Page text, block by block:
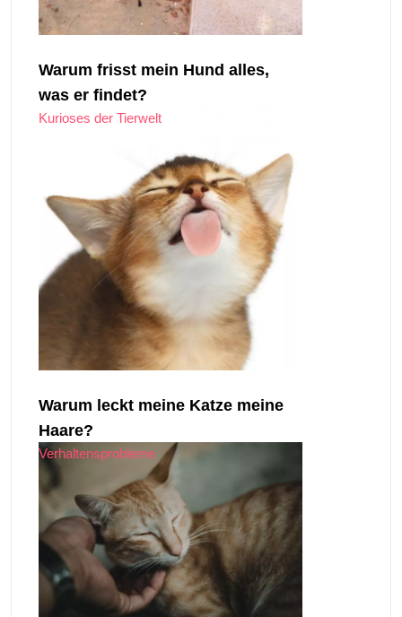
Warum frisst mein Hund alles,
was er findet?
Kurioses der Tierwelt
Warum leckt meine Katze meine
Haare?
Verhaltensprobleme